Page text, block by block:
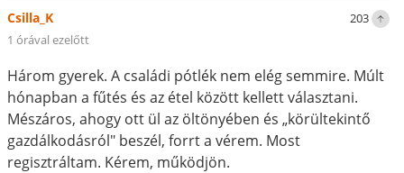
203
Csilla_K
1 órával ezelőtt
Három gyerek. A családi pótlék nem elég semmire. Múlt
hónapban a fűtés és az étel között kellett választani.
Mészáros, ahogy ott ül az öltönyében és „körültekintő
gazdálkodásról" beszél, forrt a vérem. Most
regisztráltam. Kérem, működjön.